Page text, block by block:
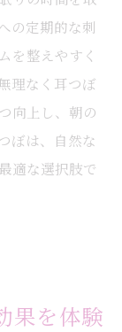
の定期的な刺
を整えやすく
理なく耳つぼ
向上し、朝の
ぼは、自然な
適な選択肢で
果を体験